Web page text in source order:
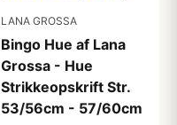
LANA GROSSA
Bingo Hue af Lana
Grossa - Hue
Strikkeopskrift Str.
53/56cm - 57/60cm